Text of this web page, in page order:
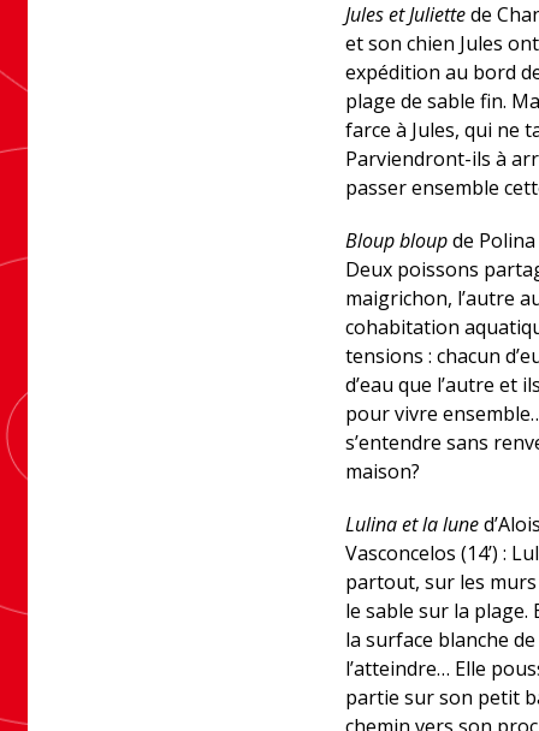
Jules et Juliettede
et son chien Jules
expédition au bord
plage de sable fin.
farce à Jules, qui ne
Parviendront-ils à
passer ensemble
Bloup bloupde Polina
Deux poissons
maigrichon, l’autre
cohabitation
tensions : chacun
d’eau que l’autre et
pour vivre
s’entendre sans
maison?
Lulina et la lune
Vasconcelos (14’) :
partout, sur les
le sable sur la
la surface blanche
l’atteindre… Elle
partie sur son petit